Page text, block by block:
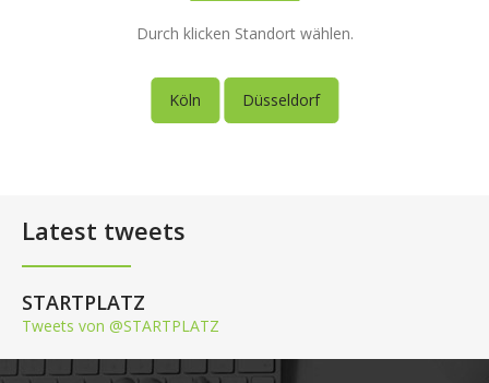
Durch klicken Standort wählen.
Köln Düsseldorf
Latest tweets
STARTPLATZ
Tweets von @STARTPLATZ